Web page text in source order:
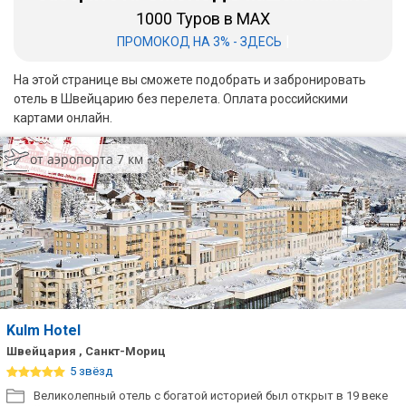
1000 Туров в MAX
ПРОМОКОД НА 3% - ЗДЕСЬ
На этой странице вы сможете подобрать и забронировать
отель в Швейцарию без перелета. Оплата российскими
картами онлайн.
от аэропорта 7 км
Kulm Hotel
Швейцария , Санкт-Мориц
5 звёзд
Великолепный отель с богатой историей был открыт в 19 веке
Хайнань
Северный Гоа
Южный Гоа
Занзибар
Абхазия
Большой Сочи
Кав Мин Воды
Экскурсионные туры
VIP отели 5 звезд